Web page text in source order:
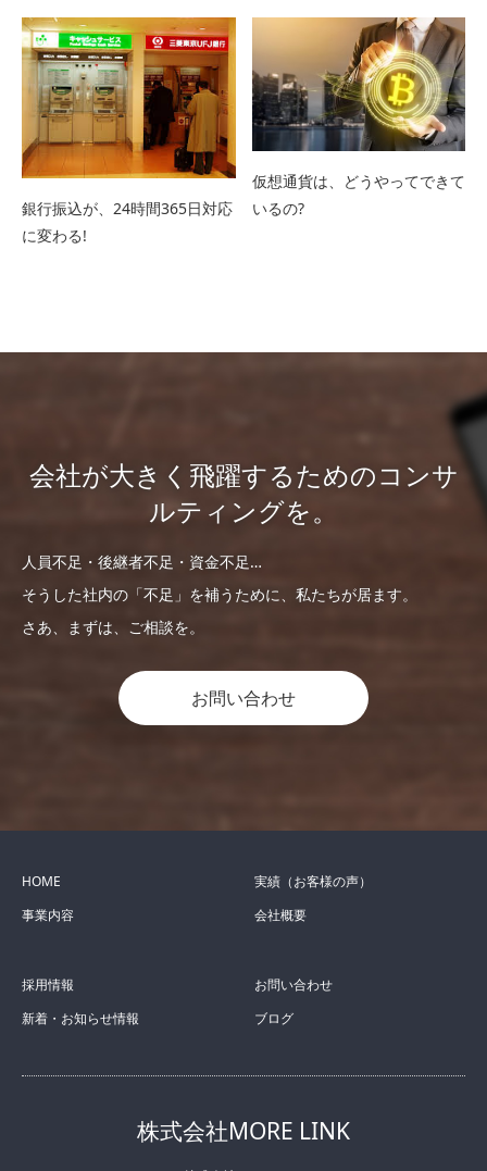
銀行振込が、24時間365日対応
に変わる!
仮想通貨は、どうやってできて
いるの?
会社が大きく飛躍するためのコンサ
ルティングを。
人員不足・後継者不足・資金不足…
そうした社内の「不足」を補うために、私たちが居ます。
さあ、まずは、ご相談を。
お問い合わせ
HOME
事業内容
実績（お客様の声）
会社概要
採用情報
新着・お知らせ情報
お問い合わせ
ブログ
株式会社MORE LINK